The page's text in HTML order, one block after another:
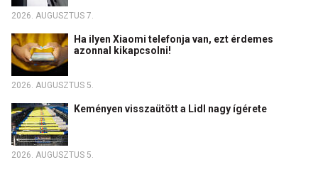
2026. AUGUSZTUS 7.
Ha ilyen Xiaomi telefonja van, ezt érdemes
azonnal kikapcsolni!
2026. AUGUSZTUS 5.
Keményen visszaütött a Lidl nagy ígérete
2026. AUGUSZTUS 5.